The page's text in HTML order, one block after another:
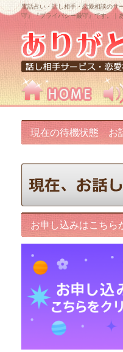
電話占い・話し相手・恋愛相談の
守』『プライバシー厳守』です。｜
現在の待機状態 お
お申し込みはこちら